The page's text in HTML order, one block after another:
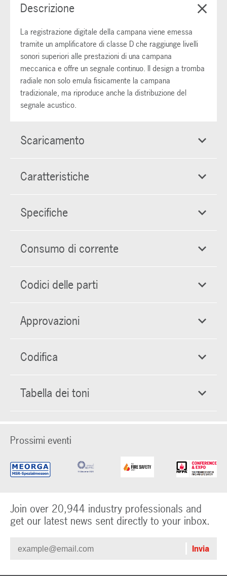
Descrizione
La registrazione digitale della campana viene emessa
tramite un amplificatore di classe D che raggiunge livelli
sonori superiori alle prestazioni di una campana
meccanica e offre un segnale continuo. Il design a tromba
radiale non solo emula fisicamente la campana
tradizionale, ma riproduce anche la distribuzione del
segnale acustico.
Scaricamento
Caratteristiche
Specifiche
Consumo di corrente
Codici delle parti
Approvazioni
Codifica
Tabella dei toni
Prossimi eventi
Join over 20,944 industry professionals and
get our latest news sent directly to your inbox.